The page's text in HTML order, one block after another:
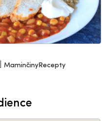
MaminčinyRecepty